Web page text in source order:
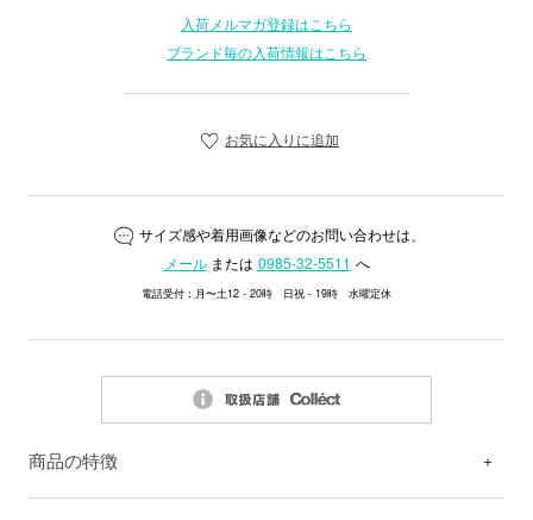
入荷メルマガ登録はこちら
ブランド毎の入荷情報はこちら
お気に入りに追加
サイズ感や着用画像などのお問い合わせは、
メールまたは 0985-32-5511 へ
電話受付：月〜土12 - 20時 日祝 - 19時 水曜定休
商品の特徴